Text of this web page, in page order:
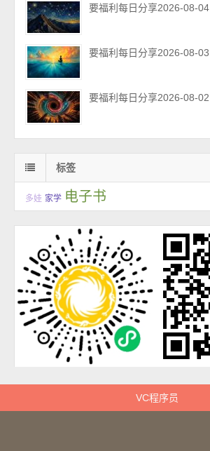
要福利每日分享2026-08-04
要福利每日分享2026-08-03
要福利每日分享2026-08-02
标签
多娃 家学 电子书
VC程序员